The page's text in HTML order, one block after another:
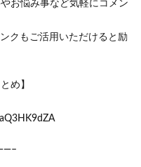
お悩み事など気軽にコメン
クもご活用いただけると励
め】